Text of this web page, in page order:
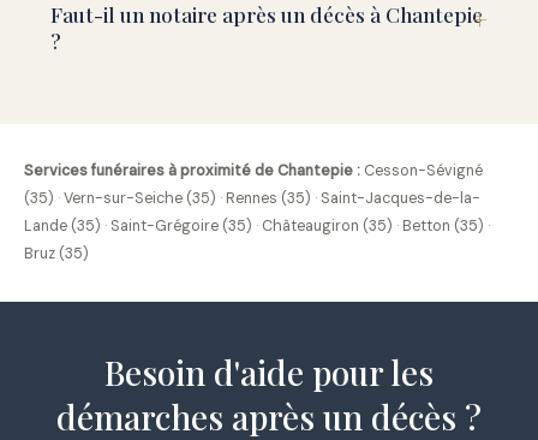
Faut-il un notaire après un décès à Chantepie
?
Services funéraires à proximité de Chantepie : Cesson-Sévigné
(35) ·Vern-sur-Seiche (35) · Rennes (35) · Saint-Jacques-de-la-
Lande (35) · Saint-Grégoire (35) · Châteaugiron (35) · Betton (35) ·
Bruz (35)
Besoin d'aide pour les
démarches après un décès ?